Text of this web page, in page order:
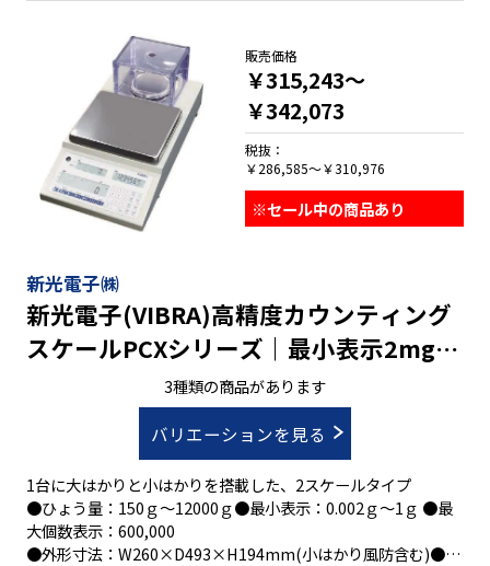
●３電源方式(専用ACアダプタ/単３乾電池×2本/USB type C )
●風防付(ALG223～ALG1203)
新光電子㈱
新光電子(VIBRA)高精度カウンティング
スケールPCXシリーズ｜最小表示2mg～
1g ひょう量150g～12000g
3種類の商品があります
バリエーションを見る
1台に大はかりと小はかりを搭載した、2スケールタイプ
●ひょう量：150ｇ～12000ｇ●最小表示：0.002ｇ～1ｇ ●最
大個数表示：600,000
●外形寸法：W260×D493×H194mm(小はかり風防含む)●積
販売価格
￥315,243～
￥342,073
税抜：
￥286,585～￥310,976
※セール中の商品あり